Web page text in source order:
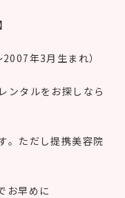
年3月生まれ）
ンタルをお探しなら
。ただし提携美容院
お早めに